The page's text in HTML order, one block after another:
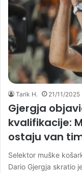
Tarik H. 21/11/2025
Gjergja
kvalifikacije:
ostaju van
Selektor muške
Dario Gjergja skratio